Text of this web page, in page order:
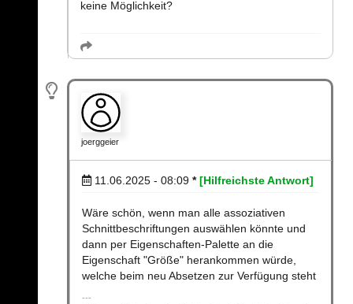
keine Möglichkeit?
joerggeier
11.06.2025 - 08:09 * [Hilfreichste Antwort]
Wäre schön, wenn man alle assoziativen
Schnittbeschriftungen auswählen könnte und
dann per Eigenschaften-Palette an die
Eigenschaft "Größe" herankommen würde,
welche beim neu Absetzen zur Verfügung steht